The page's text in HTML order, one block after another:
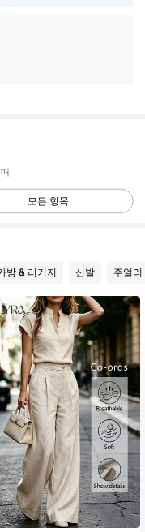
모든 항목
방 & 러기지 신발 주얼